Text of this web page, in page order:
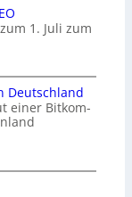
1. Juli zum
Deutschland
einer Bitkom-